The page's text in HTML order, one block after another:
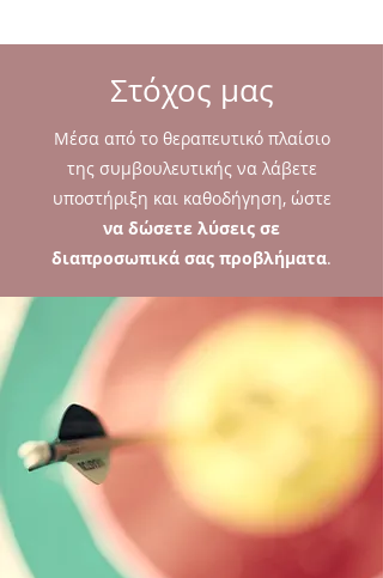
Στόχος μας
Μέσα από το θεραπευτικό πλαίσιο
της συμβουλευτικής να λάβετε
υποστήριξη και καθοδήγηση, ώστε
να δώσετε λύσεις σε
διαπροσωπικά σας προβλήματα.